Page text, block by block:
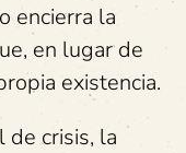
encierra la
en lugar de
existencia.
de crisis, la